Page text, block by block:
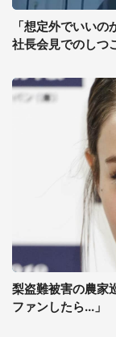
「想定外でいい
社長会見でのしつ
梨盗難被害の農家
ファンしたら...」